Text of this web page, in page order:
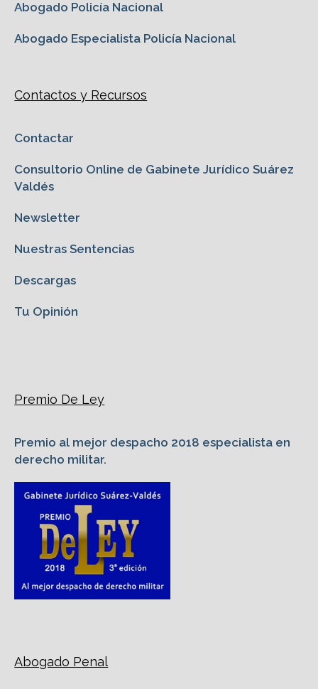
Abogado Policía Nacional
Abogado Especialista Policía Nacional
Contactos y Recursos
Contactar
Consultorio Online de Gabinete Jurídico Suárez
Valdés
Newsletter
Nuestras Sentencias
Descargas
Tu Opinión
Premio De Ley
Premio al mejor despacho 2018 especialista en
derecho militar.
Abogado Penal